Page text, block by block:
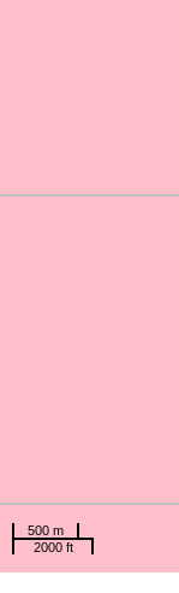
500 m
2000 ft